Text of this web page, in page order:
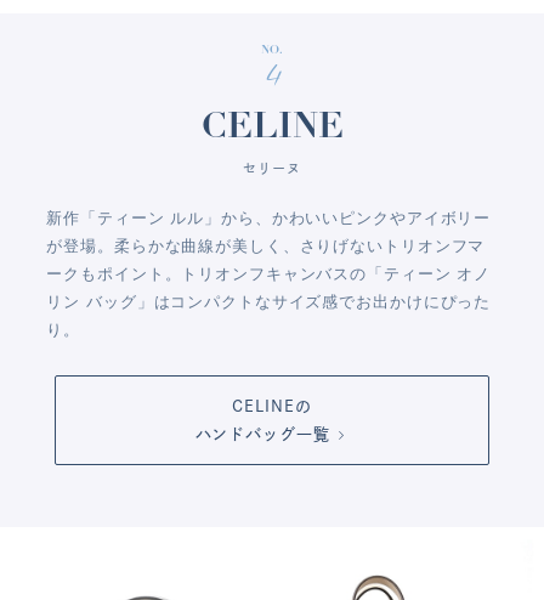
NO.
4
CELINE
セリーヌ
新作「ティーン ルル」から、かわいいピンクやアイボリー
が登場。柔らかな曲線が美しく、さりげないトリオンフマ
ークもポイント。トリオンフキャンバスの「ティーン オノ
リン バッグ」はコンパクトなサイズ感でお出かけにぴった
り。
CELINEの
ハンドバッグ一覧